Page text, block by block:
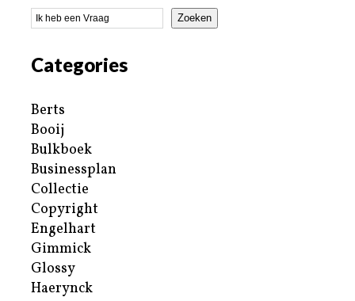
Zoeken
Categories
Berts
Booij
Bulkboek
Businessplan
Collectie
Copyright
Engelhart
Gimmick
Glossy
Haerynck